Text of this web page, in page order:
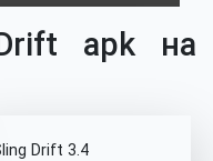
apk на
Drift 3.4